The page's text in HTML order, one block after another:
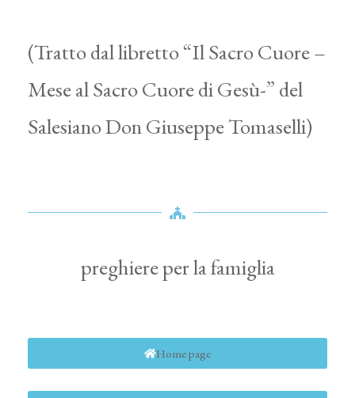
(Tratto dal libretto “Il Sacro Cuore –
Mese al Sacro Cuore di Gesù-” del
Salesiano Don Giuseppe Tomaselli)
preghiere per la famiglia
Home page